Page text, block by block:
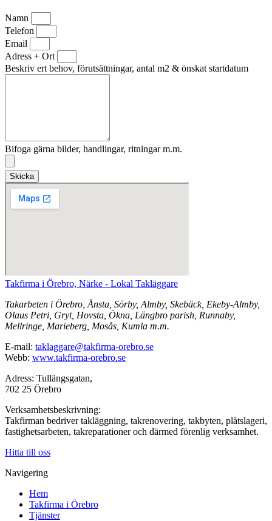
Namn
Telefon
Email
Adress + Ort
Beskriv ert behov, förutsättningar, antal m2 & önskat startdatum
Bifoga gärna bilder, handlingar, ritningar m.m.
Skicka
Takfirma i Örebro, Närke - Lokal Takläggare
Takarbeten i Örebro, Ånsta, Sörby, Almby, Skebäck, Ekeby-Almby,
Olaus Petri, Gryt, Hovsta, Ökna, Längbro parish, Runnaby,
Mellringe, Marieberg, Mosås, Kumla m.m.
E-mail: taklaggare@takfirma-orebro.se
Webb: www.takfirma-orebro.se
Adress: Tullängsgatan,
702 25 Örebro
Verksamhetsbeskrivning:
Takfirman bedriver takläggning, takrenovering, takbyten, plåtslageri,
fastighetsarbeten, takreparationer och därmed förenlig verksamhet.
Hitta till oss
Navigering
Hem
Takfirma i Örebro
Tjänster